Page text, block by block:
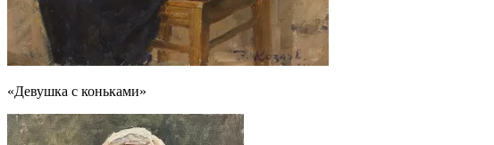
«Девушка с коньками»